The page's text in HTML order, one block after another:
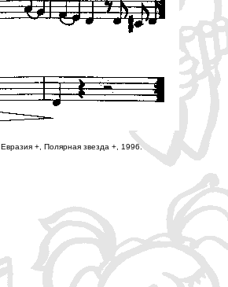
+, Полярная звезда +, 1996.